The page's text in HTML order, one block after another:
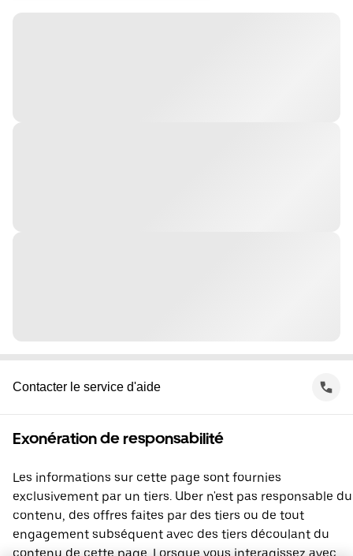
Contacter le service d'aide
Exonération de responsabilité
Les informations sur cette page sont fournies
exclusivement par un tiers. Uber n'est pas responsable du
contenu, des offres faites par des tiers ou de tout
engagement subséquent avec des tiers découlant du